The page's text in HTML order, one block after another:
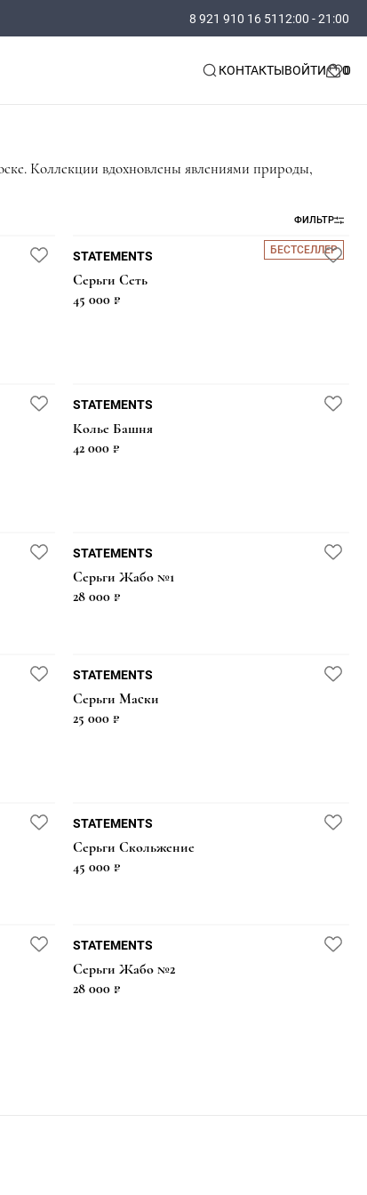
8 921 910 16 51 12:00 - 21:00
КОНТАКТЫВОЙТИ
Коллекции вдохновлены явлениями природы,
ФИЛЬТР
БЕСТСЕЛЛЕР
STATEMENTS
Серьги Сеть
45 000 ₽
STATEMENTS
Колье Башня
42 000 ₽
STATEMENTS
Серьги Жабо №1
28 000 ₽
STATEMENTS
Серьги Маски
25 000 ₽
STATEMENTS
Серьги Скольжение
45 000 ₽
STATEMENTS
Серьги Жабо №2
28 000 ₽